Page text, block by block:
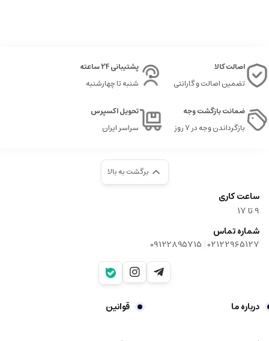
اصالت کالا
تضمین اصالت و گارانتی
پشتیبانی 24 ساعته
شنبه تا چهارشنبه
ضمانت بازگشت وجه
بازگرداندن وجه در ۷ روز
تحویل اکسپرس
سراسر ایران
برگشت به بالا
ساعت کاری
9‌ تا ۱۷
شماره تماس
02122965127
|
09122895715
درباره ما قوانین